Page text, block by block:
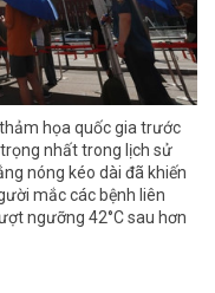
họa quốc gia trước
nhất trong lịch sử
nóng kéo dài đã khiến
mắc các bệnh liên
ngưỡng 42°C sau hơn